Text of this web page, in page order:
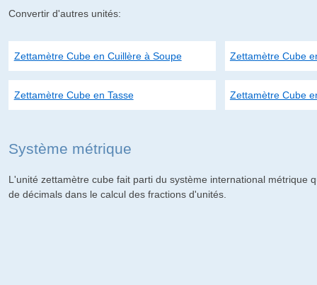
Convertir d'autres unités:
Zettamètre Cube en Cuillère à Soupe Zettamètre Cube
Zettamètre Cube en Tasse Zettamètre Cube
Système métrique
L'unité zettamètre cube fait parti du système international métrique
de décimals dans le calcul des fractions d'unités.